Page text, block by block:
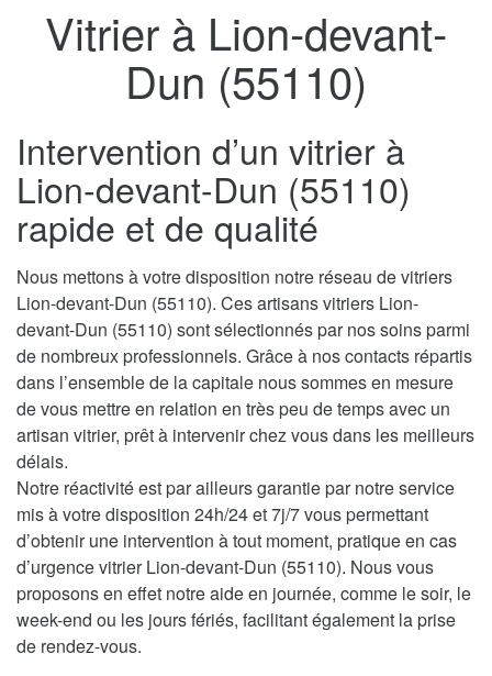
Vitrier à Lion-devant-
Dun (55110)
Intervention d’un vitrier à
Lion-devant-Dun (55110)
rapide et de qualité
Nous mettons à votre disposition notre réseau de vitriers
Lion-devant-Dun (55110). Ces artisans vitriers Lion-
devant-Dun (55110) sont sélectionnés par nos soins parmi
de nombreux professionnels. Grâce à nos contacts répartis
dans l’ensemble de la capitale nous sommes en mesure
de vous mettre en relation en très peu de temps avec un
artisan vitrier, prêt à intervenir chez vous dans les meilleurs
délais.
Notre réactivité est par ailleurs garantie par notre service
mis à votre disposition 24h/24 et 7j/7 vous permettant
d’obtenir une intervention à tout moment, pratique en cas
d’urgence vitrier Lion-devant-Dun (55110). Nous vous
proposons en effet notre aide en journée, comme le soir, le
week-end ou les jours fériés, facilitant également la prise
de rendez-vous.